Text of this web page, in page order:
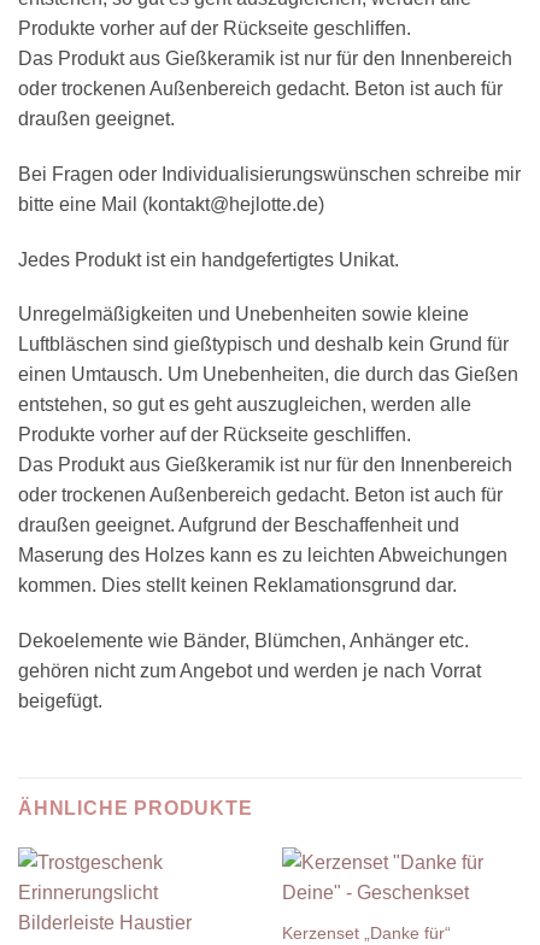
Produkte vorher auf der Rückseite geschliffen.
Das Produkt aus Gießkeramik ist nur für den Innenbereich
oder trockenen Außenbereich gedacht. Beton ist auch für
draußen geeignet.
Bei Fragen oder Individualisierungswünschen schreibe mir
bitte eine Mail (kontakt@hejlotte.de)
Jedes Produkt ist ein handgefertigtes Unikat.
Unregelmäßigkeiten und Unebenheiten sowie kleine
Luftbläschen sind gießtypisch und deshalb kein Grund für
einen Umtausch. Um Unebenheiten, die durch das Gießen
entstehen, so gut es geht auszugleichen, werden alle
Produkte vorher auf der Rückseite geschliffen.
Das Produkt aus Gießkeramik ist nur für den Innenbereich
oder trockenen Außenbereich gedacht. Beton ist auch für
draußen geeignet. Aufgrund der Beschaffenheit und
Maserung des Holzes kann es zu leichten Abweichungen
kommen. Dies stellt keinen Reklamationsgrund dar.
Dekoelemente wie Bänder, Blümchen, Anhänger etc.
gehören nicht zum Angebot und werden je nach Vorrat
beigefügt.
ÄHNLICHE PRODUKTE
Kerzenset „Danke für“